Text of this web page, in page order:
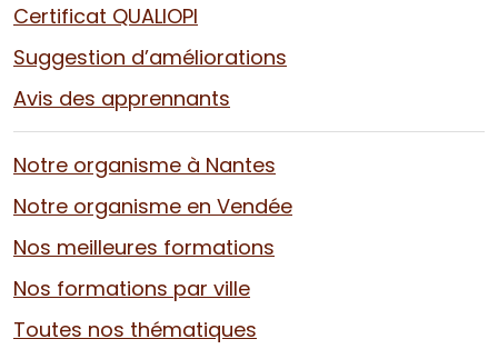
Certificat QUALIOPI
Suggestion d’améliorations
Avis des apprennants
Notre organisme à Nantes
Notre organisme en Vendée
Nos meilleures formations
Nos formations par ville
Toutes nos thématiques